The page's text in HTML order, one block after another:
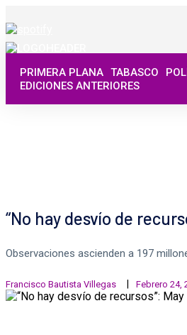
PRIMERA PLANA TABASCO
EDICIONES ANTERIORES
“No hay desvío de
Observaciones ascienden a 197
Francisco Bautista Villegas Febrero 24,